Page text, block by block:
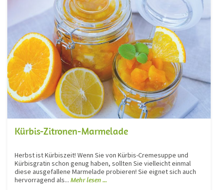
Kürbis-Zitronen-Marmelade
Herbst ist Kürbiszeit! Wenn Sie von Kürbis-Cremesuppe und
Kürbisgratin schon genug haben, sollten Sie vielleicht einmal
diese ausgefallene Marmelade probieren! Sie eignet sich auch
hervorragend als... Mehr lesen ...